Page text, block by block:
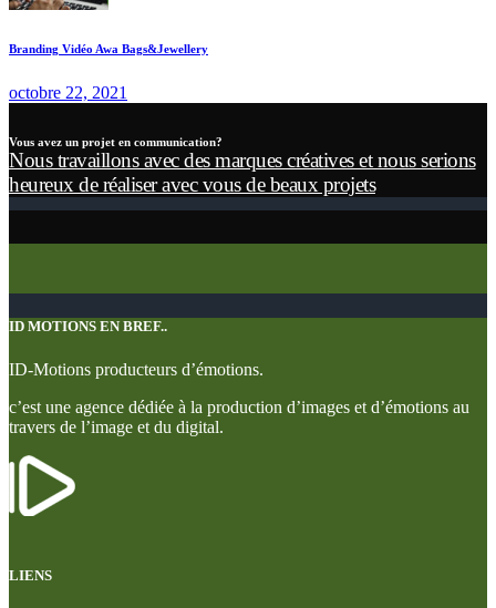
Branding Vidéo Awa Bags&Jewellery
octobre 22, 2021
Vous avez un projet en communication?
Nous travaillons avec des marques créatives et nous serions
heureux de réaliser avec vous de beaux projets
ID MOTIONS EN BREF..
ID-Motions producteurs d’émotions.
c’est une agence dédiée à la production d’images et d’émotions au
travers de l’image et du digital.
LIENS